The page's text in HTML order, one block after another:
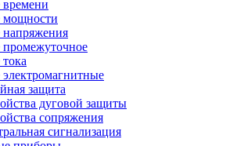
времени
мощности
напряжения
промежуточное
электромагнитные
защита
дуговой защиты
сопряжения
сигнализация